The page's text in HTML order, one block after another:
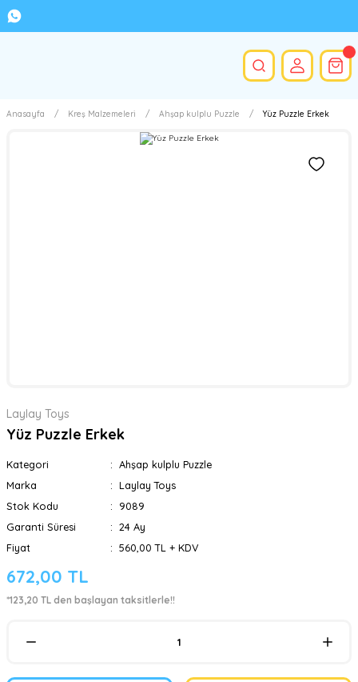
Anasayfa Kreş Malzemeleri Ahşap kulplu Puzzle Yüz Puzzle Erkek
Laylay Toys
Yüz Puzzle Erkek
Kategori
Ahşap kulplu Puzzle
Marka
Laylay Toys
Stok Kodu
9089
Garanti Süresi
24 Ay
Fiyat
560,00 TL + KDV
672,00 TL
*123,20 TL den başlayan taksitlerle!!